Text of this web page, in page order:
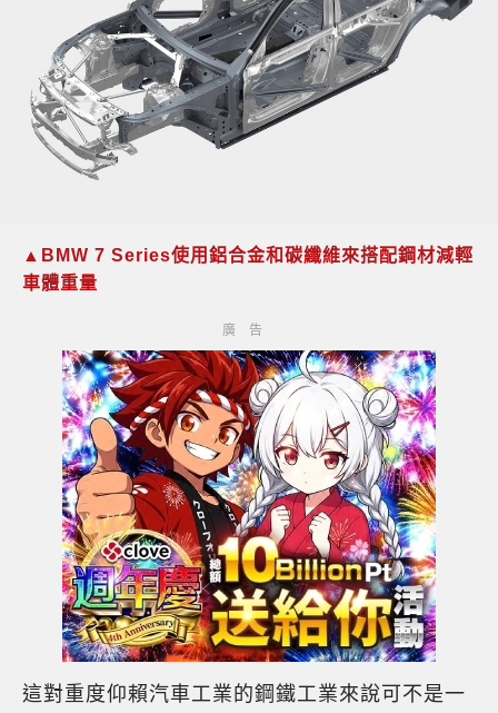
▲BMW 7 Series使用鋁合金和碳纖維來搭配鋼材減輕
車體重量
這對重度仰賴汽車工業的鋼鐵工業來說可不是一